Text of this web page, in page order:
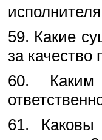
59. Какие
за качество
60. Каким
61. Каковы